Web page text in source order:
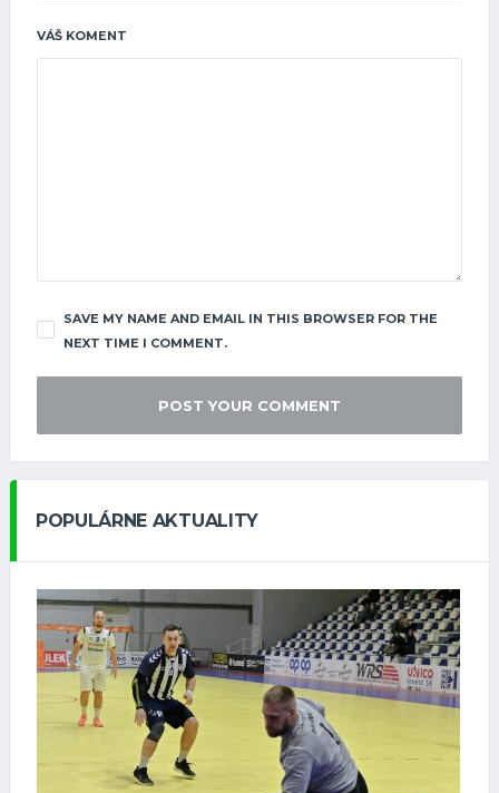
VÁŠ KOMENT
SAVE MY NAME AND EMAIL IN THIS BROWSER FOR THE
NEXT TIME I COMMENT.
POPULÁRNE AKTUALITY